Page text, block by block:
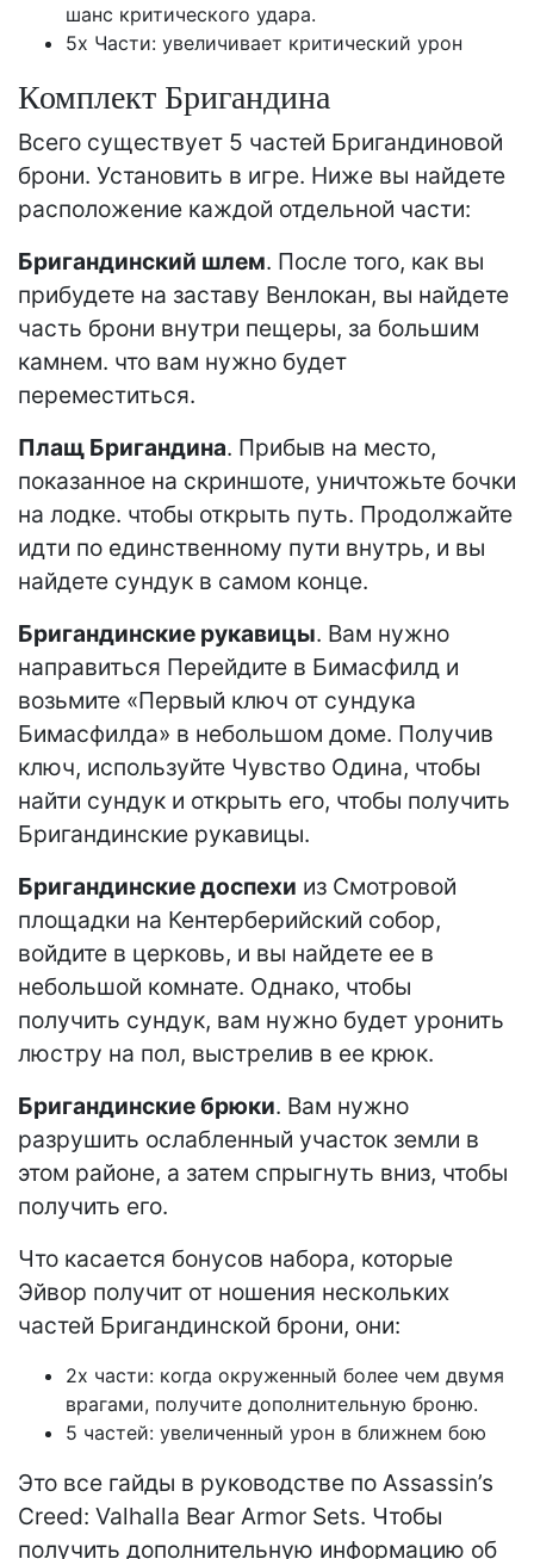
шанс критического удара.
5x Части: увеличивает критический урон
Комплект Бригандина
Всего существует 5 частей Бригандиновой
брони. Установить в игре. Ниже вы найдете
расположение каждой отдельной части:
Бригандинский шлем. После того, как вы
прибудете на заставу Венлокан, вы найдете
часть брони внутри пещеры, за большим
камнем. что вам нужно будет
переместиться.
Плащ Бригандина. Прибыв на место,
показанное на скриншоте, уничтожьте бочки
на лодке. чтобы открыть путь. Продолжайте
идти по единственному пути внутрь, и вы
найдете сундук в самом конце.
Бригандинские рукавицы. Вам нужно
направиться Перейдите в Бимасфилд и
возьмите «Первый ключ от сундука
Бимасфилда» в небольшом доме. Получив
ключ, используйте Чувство Одина, чтобы
найти сундук и открыть его, чтобы получить
Бригандинские рукавицы.
Бригандинские доспехи из Смотровой
площадки на Кентерберийский собор,
войдите в церковь, и вы найдете ее в
небольшой комнате. Однако, чтобы
получить сундук, вам нужно будет уронить
люстру на пол, выстрелив в ее крюк.
Бригандинские брюки. Вам нужно
разрушить ослабленный участок земли в
этом районе, а затем спрыгнуть вниз, чтобы
получить его.
Что касается бонусов набора, которые
Эйвор получит от ношения нескольких
частей Бригандинской брони, они:
2x части: когда окруженный более чем двумя
врагами, получите дополнительную броню.
5 частей: увеличенный урон в ближнем бою
Это все гайды в руководстве по Assassin’s
Creed: Valhalla Bear Armor Sets. Чтобы
получить дополнительную информацию об